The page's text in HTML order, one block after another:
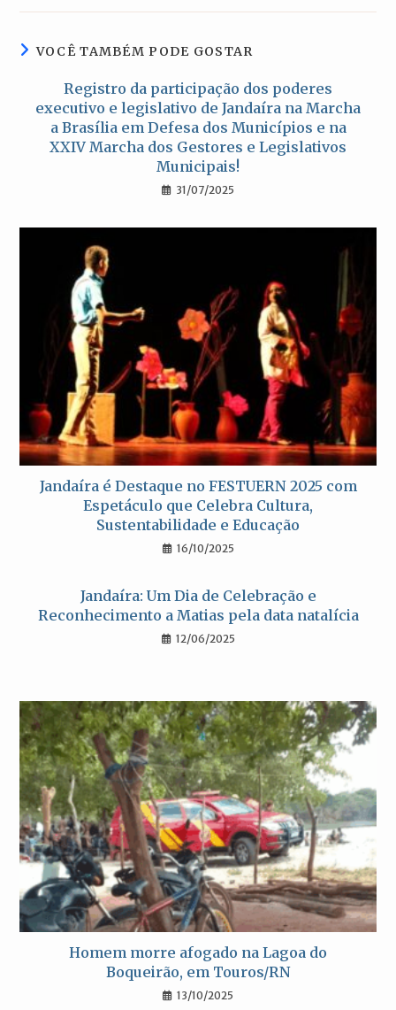
nova nova nova nova
VOCÊ TAMBÉM PODE GOSTAR
Registro da participação dos poderes
executivo e legislativo de Jandaíra na Marcha
a Brasília em Defesa dos Municípios e na
XXIV Marcha dos Gestores e Legislativos
Municipais!
31/07/2025
Jandaíra é Destaque no FESTUERN 2025 com
Espetáculo que Celebra Cultura,
Sustentabilidade e Educação
16/10/2025
Jandaíra: Um Dia de Celebração e
Reconhecimento a Matias pela data natalícia
12/06/2025
Homem morre afogado na Lagoa do
Boqueirão, em Touros/RN
13/10/2025